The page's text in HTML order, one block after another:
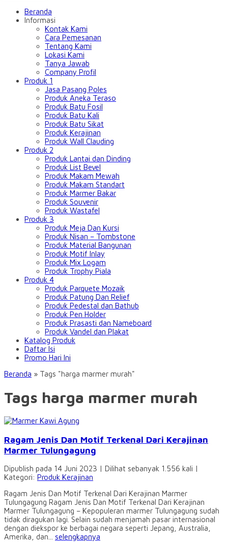
Beranda
Informasi
Kontak Kami
Cara Pemesanan
Tentang Kami
Lokasi Kami
Tanya Jawab
Company Profil
Produk 1
Jasa Pasang Poles
Produk Aneka Teraso
Produk Batu Fosil
Produk Batu Kali
Produk Batu Sikat
Produk Kerajinan
Produk Wall Clauding
Produk 2
Produk Lantai dan Dinding
Produk List Bevel
Produk Makam Mewah
Produk Makam Standart
Produk Marmer Bakar
Produk Souvenir
Produk Wastafel
Produk 3
Produk Meja Dan Kursi
Produk Nisan – Tombstone
Produk Material Bangunan
Produk Motif Inlay
Produk Mix Logam
Produk Trophy Piala
Produk 4
Produk Parquete Mozaik
Produk Patung Dan Relief
Produk Pedestal dan Bathub
Produk Pen Holder
Produk Prasasti dan Nameboard
Produk Vandel dan Plakat
Katalog Produk
Daftar Isi
Promo Hari Ini
Beranda » Tags "harga marmer murah"
Tags harga marmer murah
Ragam Jenis Dan Motif Terkenal Dari Kerajinan
Marmer Tulungagung
Dipublish pada 14 Juni 2023 | Dilihat sebanyak 1.556 kali |
Kategori: Produk Kerajinan
Ragam Jenis Dan Motif Terkenal Dari Kerajinan Marmer
Tulungagung Ragam Jenis Dan Motif Terkenal Dari Kerajinan
Marmer Tulungagung – Kepopuleran marmer Tulungagung sudah
tidak diragukan lagi. Selain sudah menjamah pasar internasional
dengan diekspor ke berbagai negara seperti Jepang, Australia,
Amerika, dan... selengkapnya